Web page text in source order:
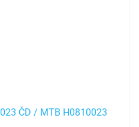
ČD / MTB H0810023